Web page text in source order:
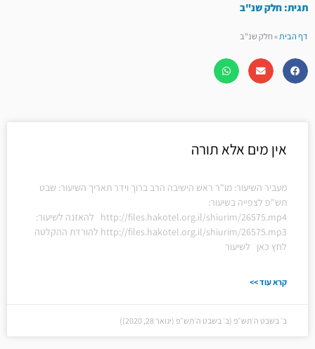
תגית: חלק שנ"ב
דף הבית»חלק שנ"ב
אין מים אלא תורה
מעביר השיעור: מו"ר ראש הישיבה הרב ברוך וידר תאריך השיעור: שבט
תש"פ לצפייה בשיעור:
http://files.hakotel.org.il/shiurim/26575.mp4 להאזנה לשיעור:
http://files.hakotel.org.il/shiurim/26575.mp3 להורדת ההקלטה
לחץ כאן לשיעור
קרא עוד >>
ב׳ בשבט ה׳תש״פ (ב׳ בשבט ה׳תש״פ (ינואר 28, 2020))